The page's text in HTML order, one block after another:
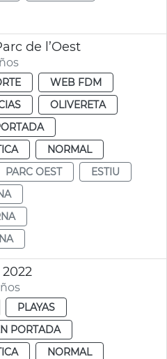
de l’Oest
WEB FDM
OLIVERETA
NORMAL
PARC OEST
ESTIU
PLAYAS
PORTADA
NORMAL